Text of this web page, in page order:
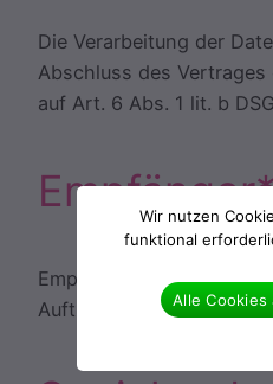
Die Verarbeitung der
Abschluss des
auf Art. 6 Abs. 1 lit. b
Empfänger*innen der
Auftragsverarbeitende.
Wir nutzen
funktional
Alle